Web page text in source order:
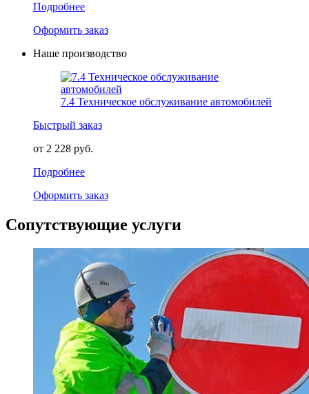
Подробнее
Оформить заказ
Наше производство
7.4 Техническое обслуживание автомобилей
Быстрый заказ
от 2 228 руб.
Подробнее
Оформить заказ
Сопутствующие услуги